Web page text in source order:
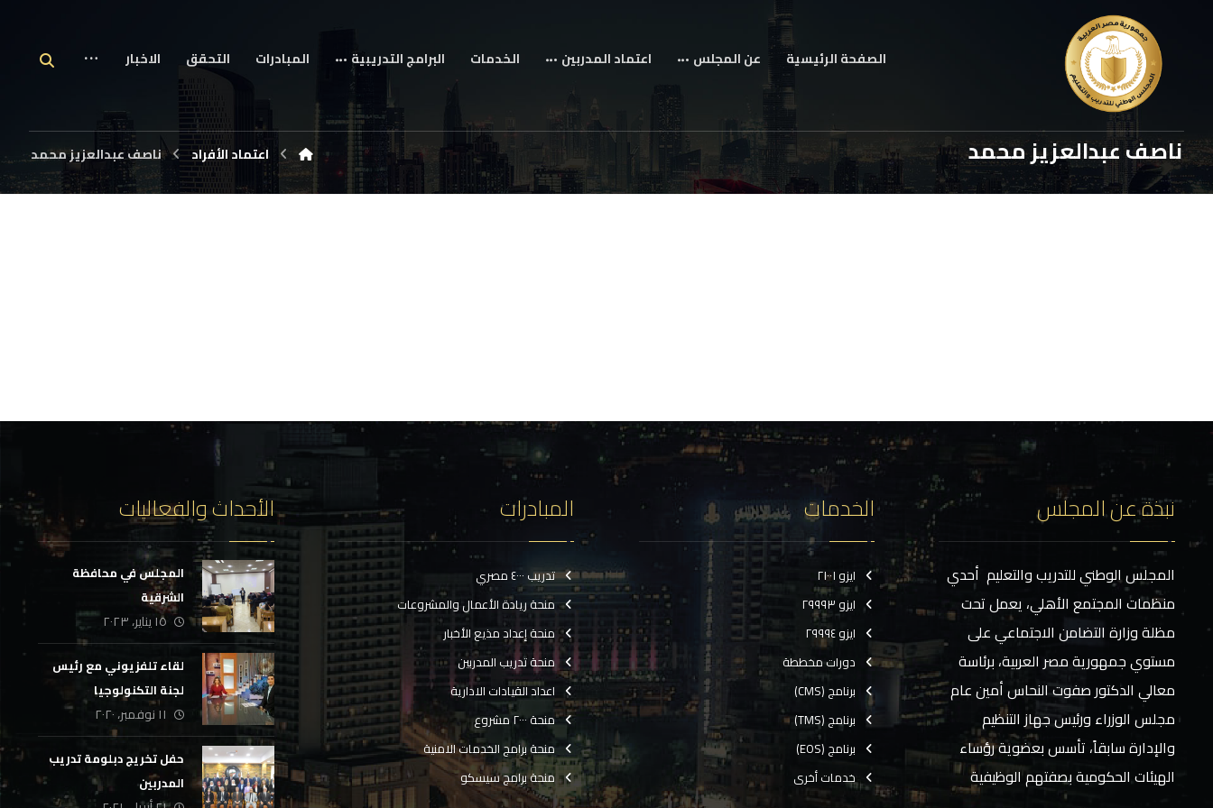
الصفحة الرئيسية عن المجلس اعتماد المدربين الخدمات البرامج التدريبية المبادرات التحقق الاخبار
ناصف عبدالعزيز محمد اعتماد الأفراد ناصف عبدالعزيز محمد
نبذة عن المجلس
المجلس الوطني للتدريب والتعليم أحدي
منظمات المجتمع الأهلي، يعمل تحت
مظلة وزارة التضامن الاجتماعي على
مستوي جمهورية مصر العربية، برئاسة
معالي الدكتور صفوت النحاس أمين عام
مجلس الوزراء ورئيس جهاز التنظيم
والإدارة سابقاً، تأسس بعضوية رؤساء
الهيئات الحكومية بصفتهم الوظيفية
الخدمات
ايزو ٢١٠٠١
ايزو ٢٩٩٩٣
ايزو ٢٩٩٩٤
دورات مخططة
برنامج (CMS)
برنامج (TMS)
برنامج (EOS)
خدمات أخرى
المبادرات
تدريب ٤٠٠٠ مصري
منحة ريادة الأعمال والمشروعات
منحة إعداد مذيع الأخبار
منحة تدريب المدربين
اعداد القيادات الادارية
منحة ٢٠٠٠ مشروع
منحة برامج الخدمات الامنية
منحة برامج سيسكو
الأحداث والفعاليات
المجلس في محافظة
الشرقية
١٥ يناير، ٢٠٢٣
لقاء تلفزيوني مع رئيس
لجنة التكنولوجيا
١١ نوفمبر، ٢٠٢٠
حفل تخريج دبلومة تدريب
المدربين